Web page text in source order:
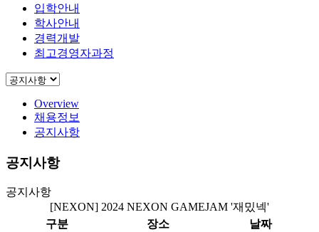
입학안내
학사안내
경력개발
최고경영자과정
Overview
채용정보
공지사항
공지사항
공지사항
[NEXON] 2024 NEXON GAMEJAM '재밌넥'
구분
장소 날짜